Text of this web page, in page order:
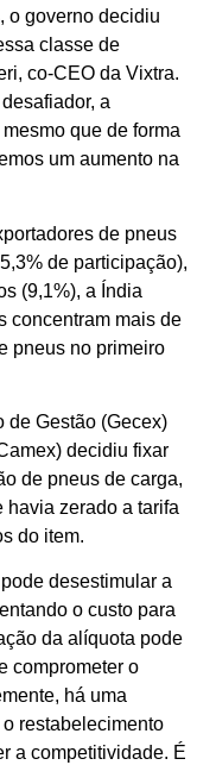
o governo decidiu
classe de
co-CEO da Vixtra.
a
que de forma
um aumento na
de pneus
de participação),
(9,1%), a Índia
concentram mais de
pneus no primeiro
de Gestão (Gecex)
decidiu fixar
de pneus de carga,
havia zerado a tarifa
do item.
desestimular a
o custo para
da alíquota pode
comprometer o
há uma
restabelecimento
a competitividade. É